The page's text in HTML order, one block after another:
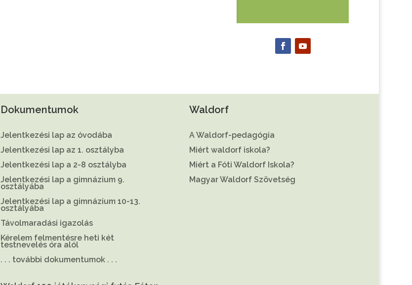
Dokumentumok
Jelentkezési lap az óvodába
Jelentkezési lap az 1. osztályba
Jelentkezési lap a 2-8 osztályba
Jelentkezési lap a gimnázium 9.
osztályába
Jelentkezési lap a gimnázium 10-13.
osztályába
Távolmaradási igazolás
Kérelem felmentésre heti két
testnevelés óra alól
. . . további dokumentumok . . .
Waldorf
A Waldorf-pedagógia
Miért waldorf iskola?
Miért a Fóti Waldorf Iskola?
Magyar Waldorf Szövetség